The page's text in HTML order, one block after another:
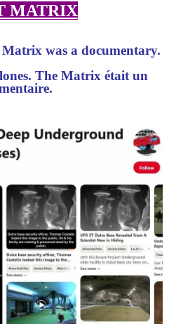
MATRIX
Matrix was a documentary.
The Matrix était un